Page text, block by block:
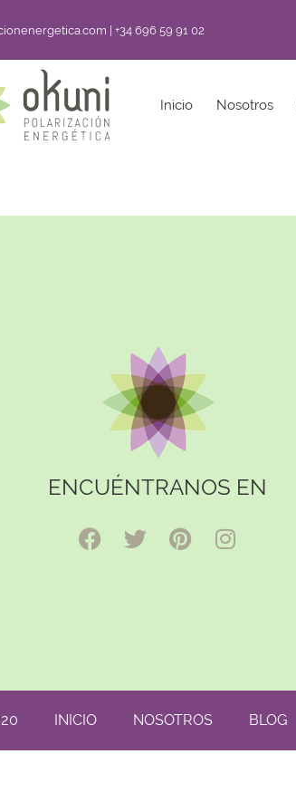
| +34 696 59 91 02
Inicio Nosotros
ENCUÉNTRANOS EN
INICIO NOSOTROS BLOG